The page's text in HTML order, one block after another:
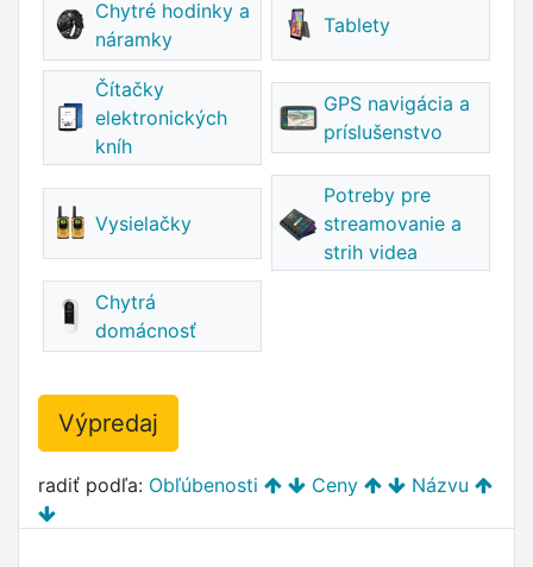
Chytré hodinky a
náramky
Tablety
Čítačky
elektronických
kníh
GPS navigácia a
príslušenstvo
Vysielačky
Potreby pre
streamovanie a
strih videa
Chytrá
domácnosť
Výpredaj
radiť podľa: Obľúbenosti Ceny Názvu